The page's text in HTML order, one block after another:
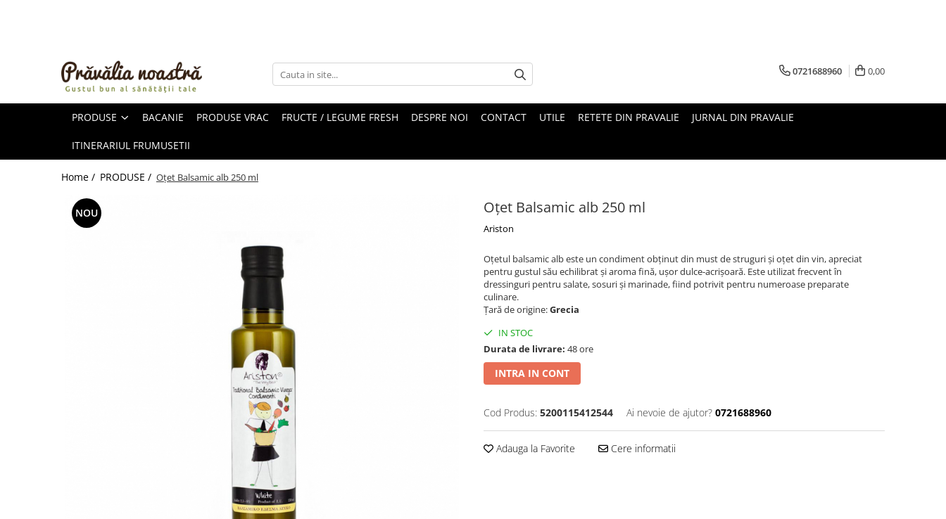
ULEIURI ȘI UNTURI
FRUCTE DESHIDRATATE
FRUCTE LA CONSERVĂ
OȚETURI ȘI SOSURI
0721688960 0,00
PRODUSE BACANIE PRODUSE VRAC FRUCTE / LEGUME FRESH DESPRE NOI CONTACT UTILE RETETE DIN PRAVALIE JURNAL DIN PRAVALIE
ITINERARIUL FRUMUSETII
Home / PRODUSE / Oțet Balsamic alb 250 ml
Oțet Balsamic alb 250 ml
Ariston
NOU
Oțetul balsamic alb este un condiment obținut din must de struguri și oțet din vin, apreciat
pentru gustul său echilibrat și aroma fină, ușor dulce-acrișoară. Este utilizat frecvent în
dressinguri pentru salate, sosuri și marinade, fiind potrivit pentru numeroase preparate
culinare.
Țară de origine:Grecia
IN STOC
Durata de livrare: 48 ore
INTRA IN CONT
Cod Produs: 5200115412544 Ai nevoie de ajutor? 0721688960
Adauga la Favorite Cere informatii